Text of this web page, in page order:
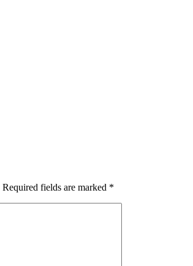
Required fields are marked *